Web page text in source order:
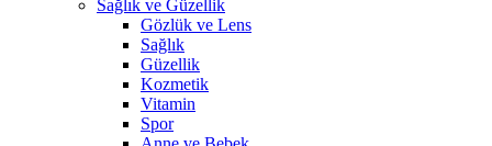
Sağlık ve Güzellik
Gözlük ve Lens
Sağlık
Güzellik
Kozmetik
Vitamin
Spor